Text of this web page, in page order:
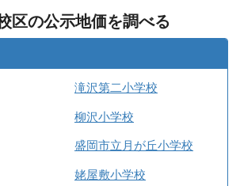
区の公示地価を調べる
滝沢第二小学校
柳沢小学校
盛岡市立月が丘小学校
姥屋敷小学校